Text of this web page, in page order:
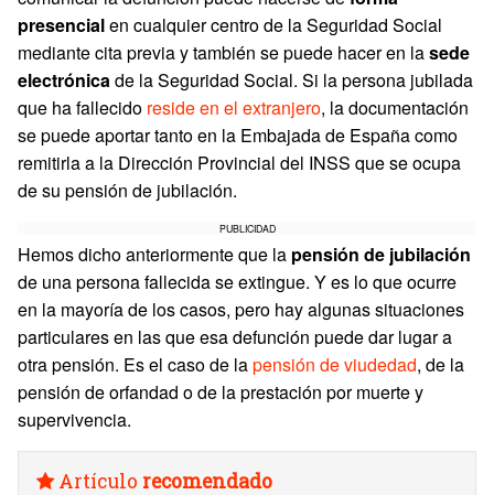
presencialen cualquier centro de la Seguridad Social
mediante cita previa y también se puede hacer en lasede
electrónica de la Seguridad Social. Si la persona jubilada
que ha fallecido reside en el extranjero, la documentación
se puede aportar tanto en la Embajada de España como
remitirla a la Dirección Provincial del INSS que se ocupa
de su pensión de jubilación.
PUBLICIDAD
Hemos dicho anteriormente que la pensión de jubilación
de una persona fallecida se extingue. Y es lo que ocurre
en la mayoría de los casos, pero hay algunas situaciones
particulares en las que esa defunción puede dar lugar a
otra pensión. Es el caso de lapensión de viudedad, de la
pensión de orfandad o de la prestación por muerte y
supervivencia.
Artículo recomendado